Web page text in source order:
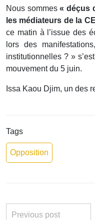
Nous sommes« déçus
les médiateurs de la
ce matin à l’issue des
lors des
institutionnelles ? »
mouvement du 5 juin.
Issa Kaou Djim, un des
Tags
Opposition
Previous post